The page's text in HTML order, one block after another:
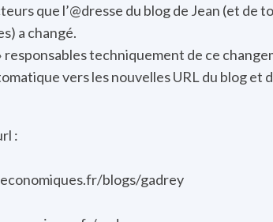
que l’@dresse du blog de Jean (et de
a changé.
responsables techniquement de ce
vers les nouvelles URL du blog et
:
blogs/gadrey